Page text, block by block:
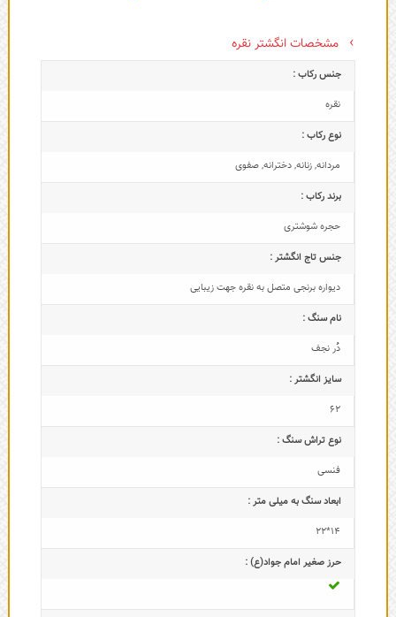
مشخصات انگشتر نقره
جنس رکاب :
نقره
نوع رکاب :
مردانه,زنانه,دخترانه,صفوی
برند رکاب :
حجره شوشتری
جنس تاج انگشتر :
دیواره برنجی متصل به نقره جهت زیبایی
نام سنگ :
دُر نجف
سایز انگشتر :
62
نوع تراش سنگ :
فنسی
ابعاد سنگ به میلی متر :
14*22
حرز صغیر امام جواد(ع) :